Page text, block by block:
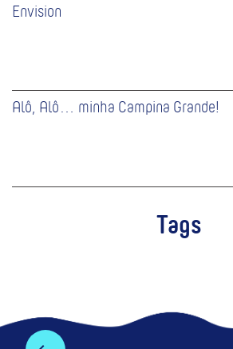
Envision
Alô, Alô… minha Campina Grande!
Tags